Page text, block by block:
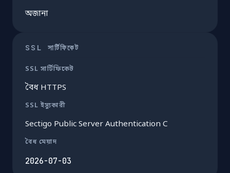
অজানা
SSL সার্টিফিকেট
SSL সার্টিফিকেট
বৈধ HTTPS
SSL ইস্যুকারী
Sectigo Public Server Authentication C
বৈধ মেয়াদ
2026-07-03